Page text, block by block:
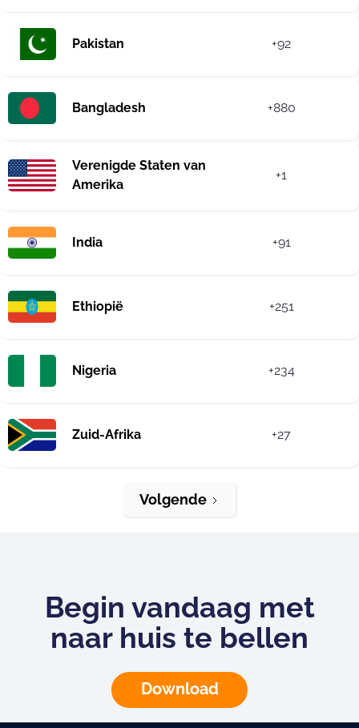
Pakistan +92
Bangladesh +880
Verenigde Staten van
Amerika
+1
India +91
Ethiopië +251
Nigeria +234
Zuid-Afrika +27
Volgende
Begin vandaag met
naar huis te bellen
Download